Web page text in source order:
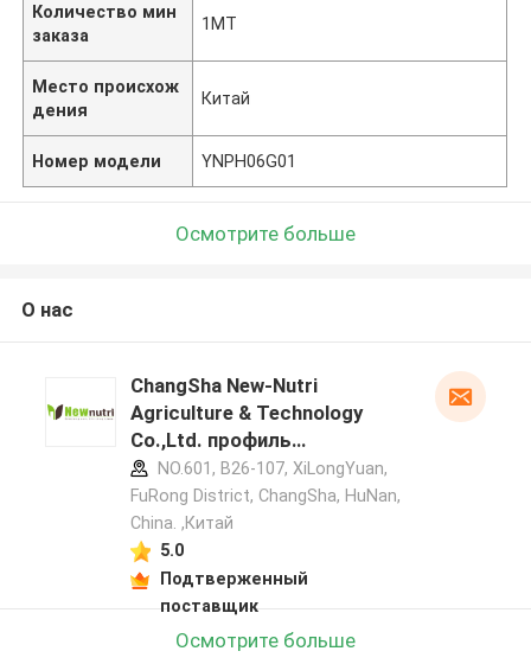
Количество мин
заказа
1МТ
Место происхож
дения
Китай
Номер модели YNPH06G01
Осмотрите больше
О нас
ChangSha New-Nutri
Agriculture & Technology
Co.,Ltd. профиль
производителя
NO.601, B26-107, XiLongYuan,
FuRong District, ChangSha, HuNan,
China. ,Китай
5.0
Подтверженный
поставщик
Осмотрите больше